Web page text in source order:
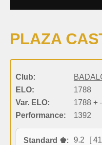
PLAZA
Club:
ELO:
1788
Var. ELO:
1788 +
Performance:
1392
Standard ♚: 9.2
[